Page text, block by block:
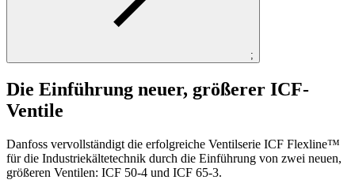
;
Die Einführung neuer, größerer ICF-
Ventile
Danfoss vervollständigt die erfolgreiche Ventilserie ICF Flexline™
für die Industriekältetechnik durch die Einführung von zwei neuen,
größeren Ventilen: ICF 50-4 und ICF 65-3.